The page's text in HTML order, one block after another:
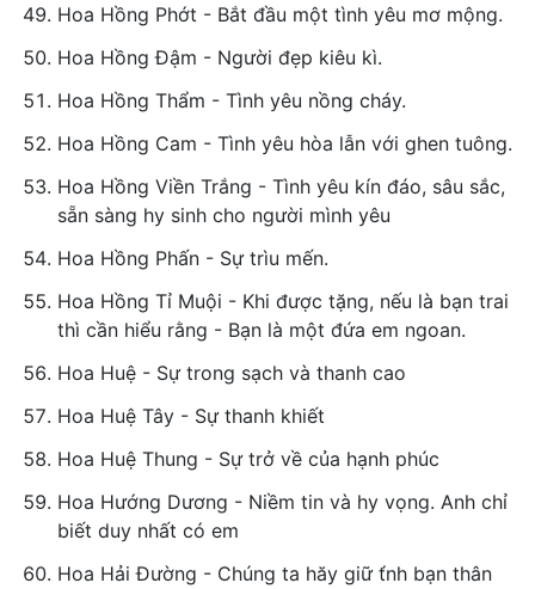
Hoa Hồng Phớt - Bắt đầu một tình yêu mơ mộng.
Hoa Hồng Đậm - Người đẹp kiêu kì.
Hoa Hồng Thẩm - Tình yêu nồng cháy.
Hoa Hồng Cam - Tình yêu hòa lẫn với ghen tuông.
Hoa Hồng Viền Trắng - Tình yêu kín đáo, sâu sắc,
sẵn sàng hy sinh cho người mình yêu
Hoa Hồng Phấn - Sự trìu mến.
Hoa Hồng Tỉ Muội - Khi được tặng, nếu là bạn trai
thì cần hiểu rằng - Bạn là một đứa em ngoan.
Hoa Huệ - Sự trong sạch và thanh cao
Hoa Huệ Tây - Sự thanh khiết
Hoa Huệ Thung - Sự trở về của hạnh phúc
Hoa Hướng Dương - Niềm tin và hy vọng. Anh chỉ
biết duy nhất có em
Hoa Hải Đường - Chúng ta hăy giữ t́nh bạn thân